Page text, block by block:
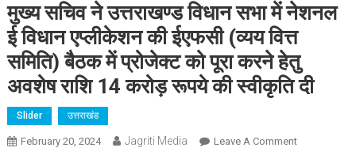
मुख्य सचिव ने उत्तराखण्ड विधान सभा में नेशनल
ई विधान एप्लीकेशन की ईएफसी (व्यय वित्त
समिति) बैठक में प्रोजेक्ट को पूरा करने हेतु
अवशेष राशि 14 करोड़ रूपये की स्वीकृति दी
Slider उत्तराखंड
February 20, 2024 Jagriti Media Leave A CommentOn